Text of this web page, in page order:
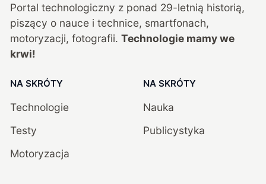
Portal technologiczny z ponad 29-letnią historią,
piszący o nauce i technice, smartfonach,
motoryzacji, fotografii. Technologie mamy we
krwi!
NA SKRÓTY
Technologie
Testy
Motoryzacja
NA SKRÓTY
Nauka
Publicystyka